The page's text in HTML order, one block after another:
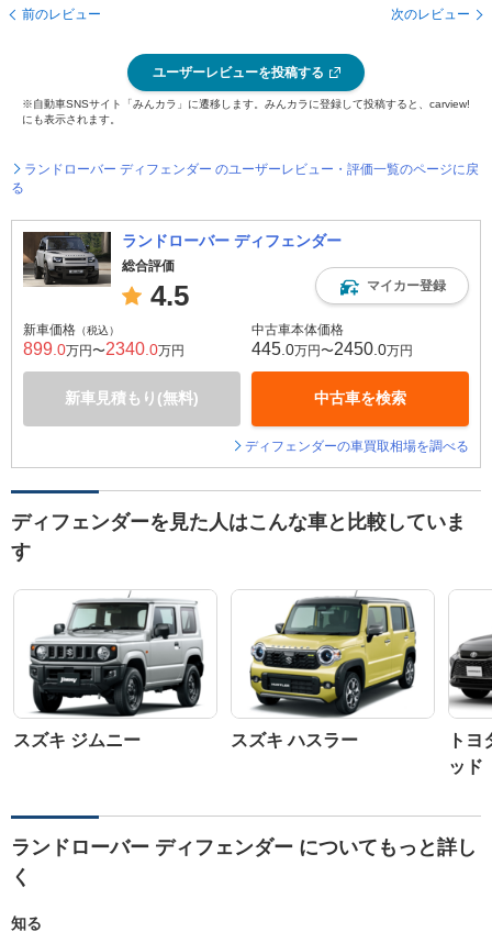
前のレビュー 次のレビュー
ユーザーレビューを投稿する
※自動車SNSサイト「みんカラ」に遷移します。みんカラに登録して投稿すると、carview!
にも表示されます。
ランドローバー ディフェンダー のユーザーレビュー・評価一覧のページに戻
る
ランドローバー ディフェンダー
総合評価
4.5 マイカー登録
新車価格 （税込）
899 .0万円〜2340 .0万円
新車見積もり(無料)
中古車本体価格
445 .0万円〜2450 .0万円
中古車を検索
ディフェンダーの車買取相場を調べる
ディフェンダーを見た人はこんな車と比較していま
す
スズキ ジムニー スズキ ハスラー
ト
ッド
ランドローバー ディフェンダー についてもっと詳し
く
知る